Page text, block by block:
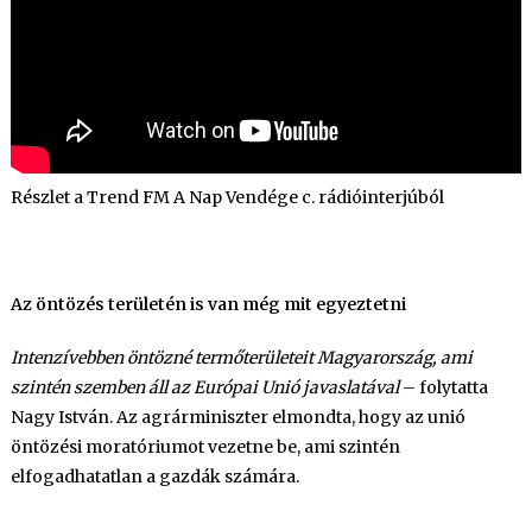
Részlet a Trend FM A Nap Vendége c. rádióinterjúból
Az öntözés területén is van még mit egyeztetni
Intenzívebben öntözné termőterületeit Magyarország, ami
szintén szemben áll az Európai Unió javaslatával– folytatta
Nagy István. Az agrárminiszter elmondta, hogy az unió
öntözési moratóriumot vezetne be, ami szintén
elfogadhatatlan a gazdák számára.